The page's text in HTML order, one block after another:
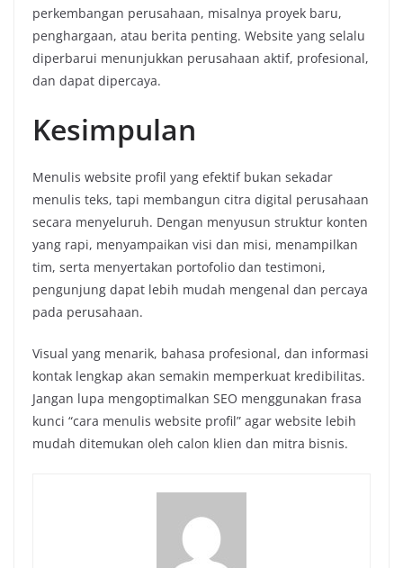
perkembangan perusahaan, misalnya proyek baru,
penghargaan, atau berita penting. Website yang selalu
diperbarui menunjukkan perusahaan aktif, profesional,
dan dapat dipercaya.
Kesimpulan
Menulis website profil yang efektif bukan sekadar
menulis teks, tapi membangun citra digital perusahaan
secara menyeluruh. Dengan menyusun struktur konten
yang rapi, menyampaikan visi dan misi, menampilkan
tim, serta menyertakan portofolio dan testimoni,
pengunjung dapat lebih mudah mengenal dan percaya
pada perusahaan.
Visual yang menarik, bahasa profesional, dan informasi
kontak lengkap akan semakin memperkuat kredibilitas.
Jangan lupa mengoptimalkan SEO menggunakan frasa
kunci “cara menulis website profil” agar website lebih
mudah ditemukan oleh calon klien dan mitra bisnis.